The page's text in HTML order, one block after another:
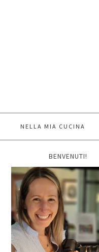
NELLA MIA CUCINA
BENVENUTI!